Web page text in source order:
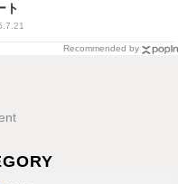
ト
Recommended by